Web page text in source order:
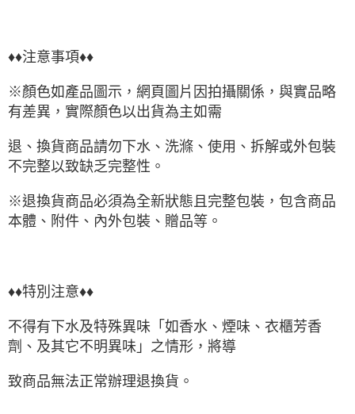
♦♦注意事項♦♦
※顏色如產品圖示，網頁圖片因拍攝關係，與實品略
有差異，實際顏色以出貨為主如需
退、換貨商品請勿下水、洗滌、使用、拆解或外包裝
不完整以致缺乏完整性。
※退換貨商品必須為全新狀態且完整包裝，包含商品
本體、附件、內外包裝、贈品等。
♦♦特別注意♦♦
不得有下水及特殊異味「如香水、煙味、衣櫃芳香
劑、及其它不明異味」之情形，將導
致商品無法正常辦理退換貨。